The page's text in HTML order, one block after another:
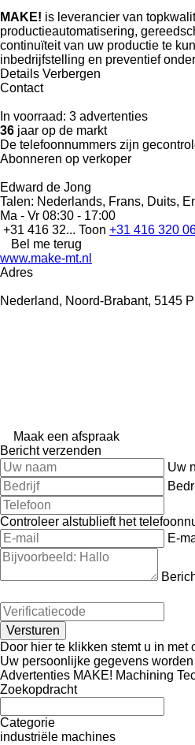
MAKE! is leverancier van
productieautomatisering,
continuïteit van uw productie te
inbedrijfstelling en preventief
Details Verbergen
Contact
In voorraad: 3 advertenties
36 jaar op de markt
De telefoonnummers zijn
Abonneren op verkoper
Edward de Jong
Talen: Nederlands, Frans, Duits,
Ma - Vr 08:30 - 17:00
+31 416 32... Toon +31 416 320
Bel me terug
www.make-mt.nl
Adres
Nederland, Noord-Brabant, 5145
Maak een afspraak
Bericht verzenden
Uw
Controleer alstublieft het
E-
Door hier te klikken stemt u in met
Uw persoonlijke gegevens
Advertenties MAKE! Machining
Zoekopdracht
Categorie
industriële machines